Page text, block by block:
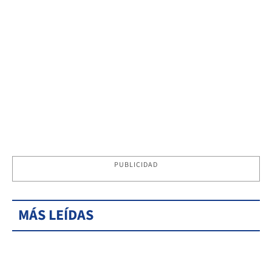
PUBLICIDAD
MÁS LEÍDAS